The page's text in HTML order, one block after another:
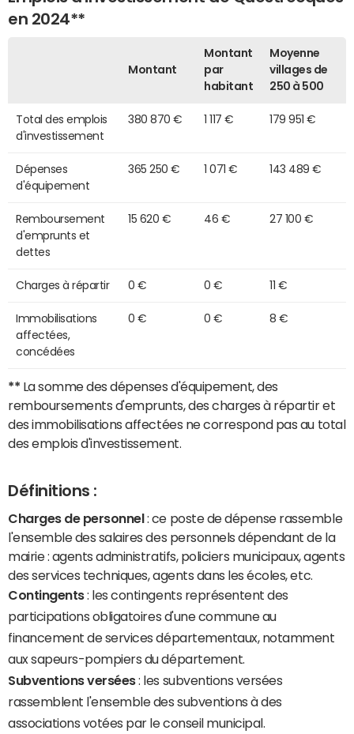
en 2024**
Montant
Montant
par
habitant
Moyenne
villages de
250 à 500
Total des emplois
d'investissement
380 870 € 1 117 € 179 951 €
Dépenses
d'équipement
365 250 € 1 071 € 143 489 €
Remboursement
d'emprunts et
dettes
15 620 € 46 € 27 100 €
Charges à répartir 0 € 0 € 11 €
Immobilisations
affectées,
concédées
0 € 0 € 8 €
** La somme des dépenses d'équipement, des
remboursements d'emprunts, des charges à répartir et
des immobilisations affectées ne correspond pas au total
des emplois d'investissement.
Définitions :
Charges de personnel : ce poste de dépense rassemble
l'ensemble des salaires des personnels dépendant de la
mairie : agents administratifs, policiers municipaux, agents
des services techniques, agents dans les écoles, etc.
Contingents: les contingents représentent des
participations obligatoires d'une commune au
financement de services départementaux, notamment
aux sapeurs-pompiers du département.
Subventions versées: les subventions versées
rassemblent l'ensemble des subventions à des
associations votées par le conseil municipal.